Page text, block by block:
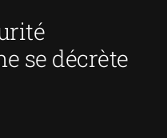
se décrète